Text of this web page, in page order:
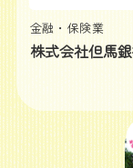
金融・保険業
株式会社但馬